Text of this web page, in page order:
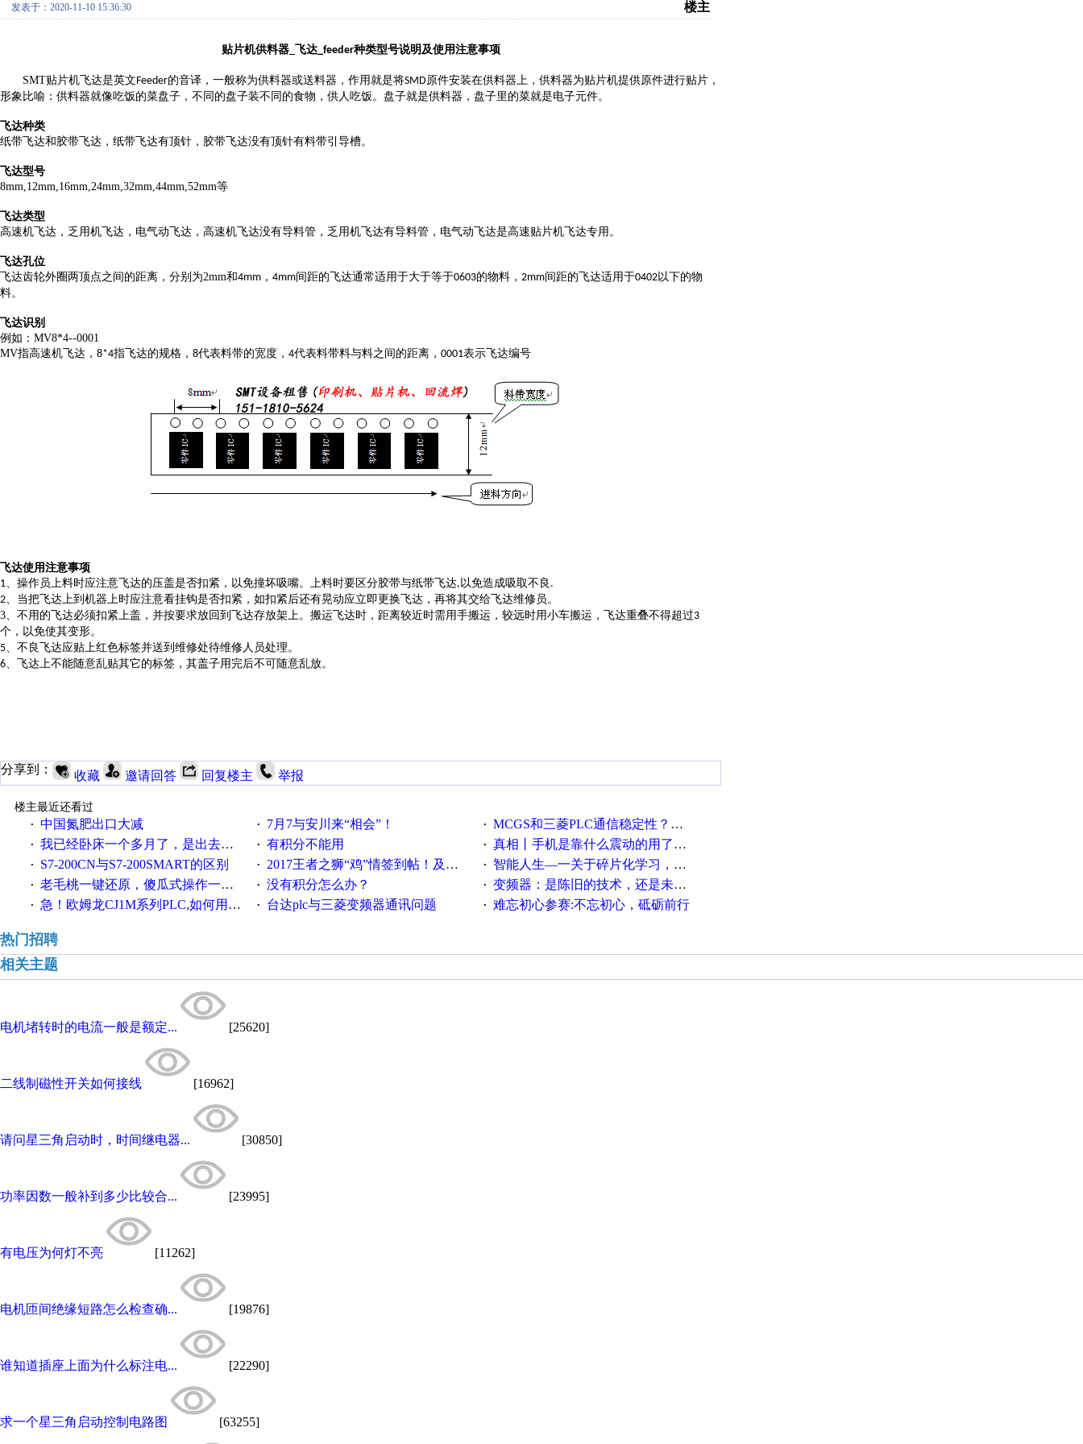
发表于：2020-11-10 15:36:30 楼主
贴片机供料器_ 飞达_feeder种类型号说明及使用注意事项
SMT贴片机飞达是英文Feeder的音译，一般称为供料器或送料器，作用就是将SMD原件安装在供料器上，供料器为贴片机提供原件进行贴片，
形象比喻：供料器就像吃饭的菜盘子，不同的盘子装不同的食物，供人吃饭。盘子就是供料器，盘子里的菜就是电子元件。
飞达种类
纸带飞达和胶带飞达，纸带飞达有顶针，胶带飞达没有顶针有料带引导槽。
飞达型号
8mm,12mm,16mm,24mm,32mm,44mm,52mm等
飞达类型
高速机飞达，乏用机飞达，电气动飞达，高速机飞达没有导料管，乏用机飞达有导料管，电气动飞达是高速贴片机飞达专用。
飞达孔位
飞达齿轮外圈两顶点之间的距离，分别为2mm和4mm ， 4mm间距的飞达通常适用于大于等于0603的物料， 2mm间距的飞达适用于0402以下的物
料。
飞达识别
例如： MV8*4--0001
MV指高速机飞达， 8*4指飞达的规格， 8代表料带的宽度， 4代表料带料与料之间的距离， 0001表示飞达编号
飞达使用注意事项
1、操作员上料时应注意飞达的压盖是否扣紧，以免撞坏吸嘴。上料时要区分胶带与纸带飞达,以免造成吸取不良 .
2、当把飞达上到机器上时应注意看挂钩是否扣紧，如扣紧后还有晃动应立即更换飞达，再将其交给飞达维修员。
3、不用 的 飞达必须扣紧上盖，并按要求放回到飞达存放架上。搬运飞达时，距离较近时需用手搬运，较远时用小车搬运，飞达重叠不得超过3
个，以免使其变形。
5、不良飞达应贴上红色标签并送到维修处待维修人员处理。
6、飞达上不能随意乱贴其它的标签，其盖子用完后不可随意乱放。
分享到： 收藏 邀请回答 回复楼主 举报
楼主最近还看过
· 中国氮肥出口大减 · 7月7与安川来“相会”！ · MCGS和三菱PLC通信稳定性？？？
· 我已经卧床一个多月了，是出去安装机械手在高速遭遇车祸所致:大家工作都要特别注意啊 · 有积分不能用 · 真相丨手机是靠什么震动的用了这么多年才知道！
· S7-200CN与S7-200SMART的区别 · 2017王者之狮“鸡”情签到帖！及时更新在线研讨会预告 · 智能人生—一关于碎片化学习，看这一篇就够了！
· 老毛桃一键还原，傻瓜式操作一键轻松备份还原；程序为向导式安装，一键即可实现自动备份或还原系统。 · 没有积分怎么办？ · 变频器：是陈旧的技术，还是未来的幕后英雄？
· 急！欧姆龙CJ1M系列PLC,如何用时间控制变频器。要求时间在组态王中可以自由输入！拜托各位大神了！ · 台达plc与三菱变频器通讯问题 · 难忘初心参赛:不忘初心，砥砺前行
热门招聘
相关主题
电机堵转时的电流一般是额定... [25620]
二线制磁性开关如何接线 [16962]
请问星三角启动时，时间继电器... [30850]
功率因数一般补到多少比较合... [23995]
有电压为何灯不亮 [11262]
电机匝间绝缘短路怎么检查确... [19876]
谁知道插座上面为什么标注电... [22290]
求一个星三角启动控制电路图 [63255]